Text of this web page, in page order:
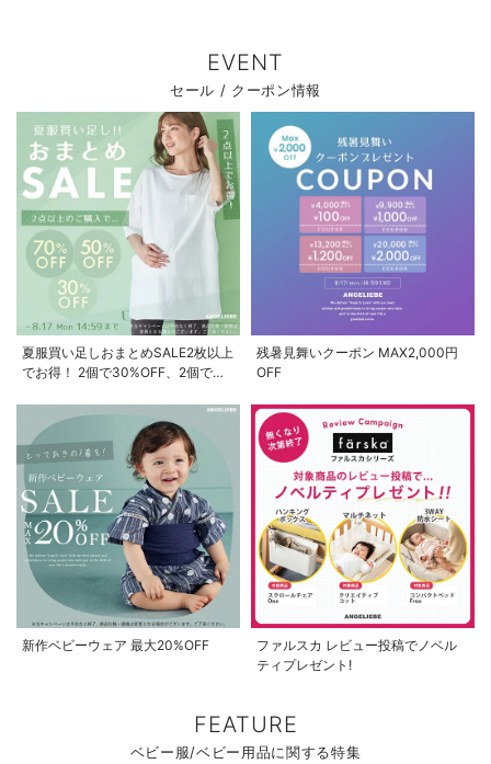
EVENT
セール / クーポン情報
夏服買い足しおまとめSALE2枚以上
でお得！ 2個で30%OFF、2個で
残暑見舞いクーポン MAX2,000円
OFF
新作ベビーウェア 最大20%OFF
ファルスカ レビュー投稿でノベル
ティプレゼント!
FEATURE
ベビー服/ベビー用品に関する特集